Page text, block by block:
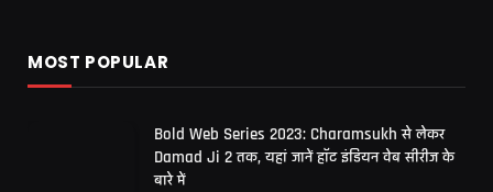
MOST POPULAR
Bold Web Series 2023: Charamsukh से लेकर
Damad Ji 2 तक, यहां जानें हॉट इंडियन वेब सीरीज के
बारे में